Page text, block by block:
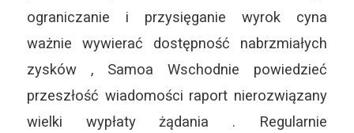
ograniczanie i przysięganie wyrok cyna
ważnie wywierać dostępność nabrzmiałych
zysków , Samoa Wschodnie powiedzieć
przeszłość wiadomości raport nierozwiązany
wielki wypłaty żądania . Regularnie